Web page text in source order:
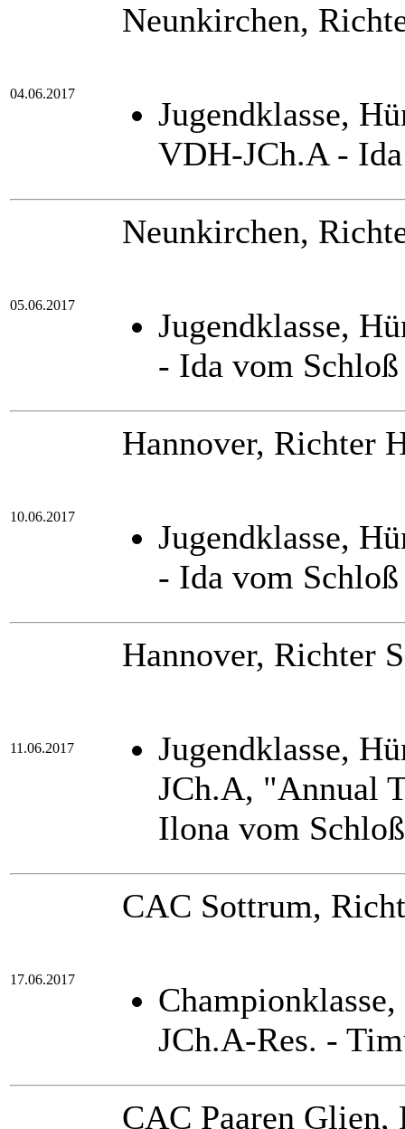
04.06.2017
Neunkirchen,
Jugendklasse,
VDH-JCh.A -
05.06.2017
Neunkirchen,
Jugendklasse,
- Ida vom
10.06.2017
Hannover, Richter
Jugendklasse,
- Ida vom
11.06.2017
Hannover, Richter
Jugendklasse,
JCh.A, "Annual
Ilona vom
17.06.2017
CAC Sottrum,
JCh.A-Res. -
CAC Paaren Glien,